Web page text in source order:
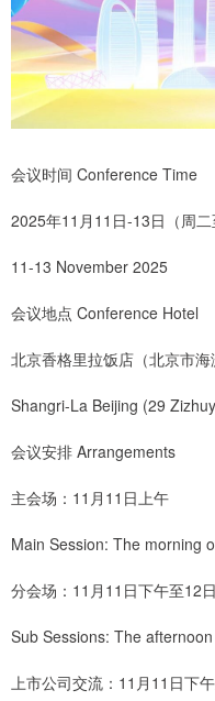
会议时间 Conference Time
2025年11月11日-13日（周二
11-13 November 2025
会议地点 Conference Hotel
北京香格里拉饭店（北京市海
Shangri-La Beijing (29
会议安排 Arrangements
主会场：11月11日上午
Main Session: The morning
分会场：11月11日下午至12日
Sub Sessions: The
上市公司交流：11月11日下